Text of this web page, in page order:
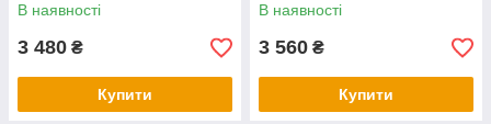
В наявності
3 480 ₴
Купити
В наявності
3 560 ₴
Купити